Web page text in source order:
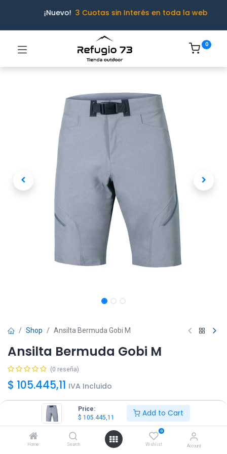
Price:
$ 105.445,11 Add to Cart
Home Search
0
Wishlist Account
¡Nuevo! 3 Cuotas sin Interés en toda la web
0
Shop Ansilta Bermuda Gobi M
Ansilta Bermuda Gobi M
(0 reseña)
$ 105.445,11 IVA Incluido